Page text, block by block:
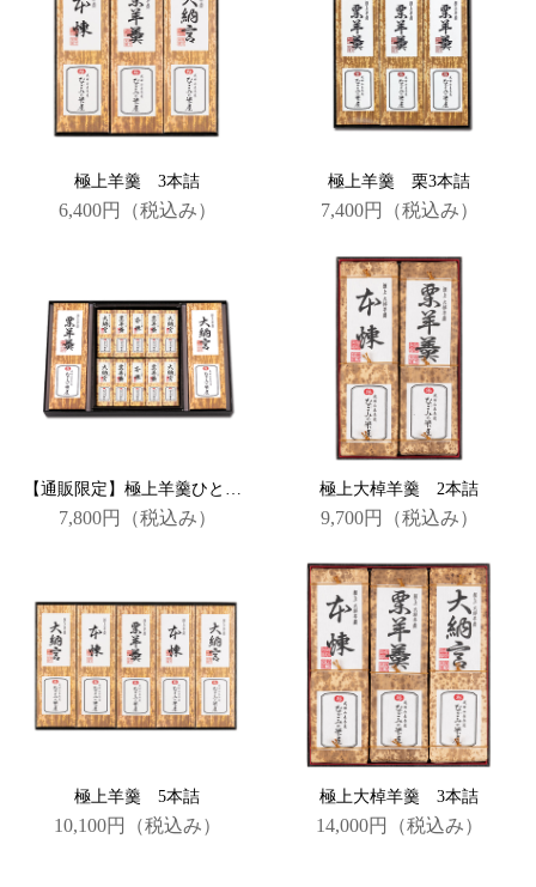
極上羊羹 3本詰
6,400円 （税込み）
極上羊羹 栗3本詰
7,400円 （税込み）
7,800円 （税込み）
極上大棹羊羹 2本詰
9,700円 （税込み）
極上羊羹 5本詰
10,100円 （税込み）
極上大棹羊羹 3本詰
14,000円 （税込み）